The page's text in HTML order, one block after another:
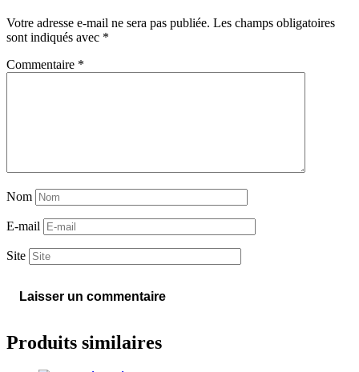
Votre adresse e-mail ne sera pas publiée. Les champs obligatoires
sont indiqués avec *
Commentaire *
Nom
E-mail
Site
Produits similaires